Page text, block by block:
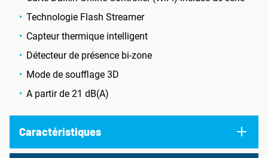
Technologie Flash Streamer
Capteur thermique intelligent
Détecteur de présence bi-zone
Mode de soufflage 3D
A partir de 21 dB(A)
Caractéristiques